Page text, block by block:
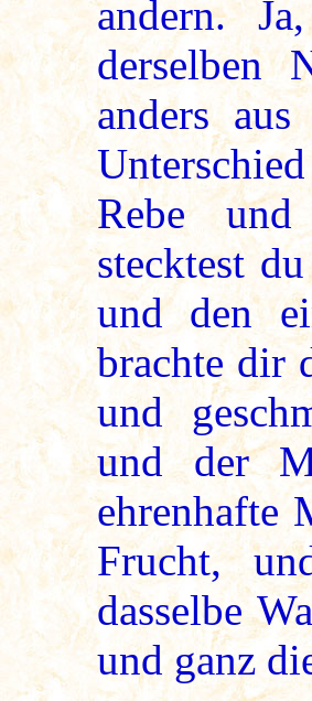
andern.
derselben
anders
Rebe und
stecktest
und den
brachte dir
und
und der
ehrenhafte
Frucht,
dasselbe
und ganz